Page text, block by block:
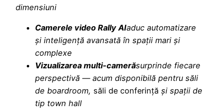
dimensiuni
Camerele video Rally AIaduc automatizare
și inteligență avansată în spații mari și
complexe
Vizualizarea multi-camerăsurprinde fiecare
perspectivă — acum disponibilă pentru săli
de boardroom, săli de conferință și spații de
tip town hall